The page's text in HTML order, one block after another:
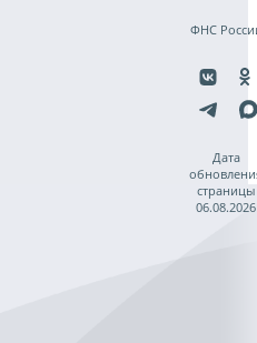
ФНС
Дата
страницы
06.08.2026